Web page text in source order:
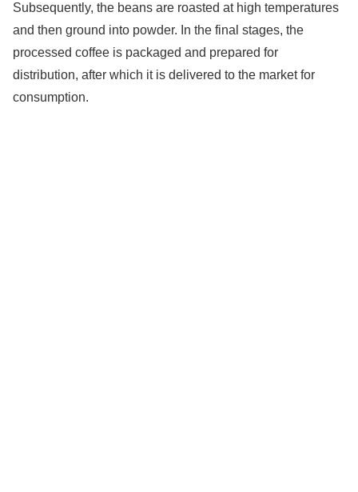
Subsequently, the beans are roasted at high temperatures
and then ground into powder. In the final stages, the
processed coffee is packaged and prepared for
distribution, after which it is delivered to the market for
consumption.